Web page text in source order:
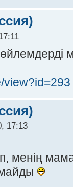
view?id=293
17:13
менің